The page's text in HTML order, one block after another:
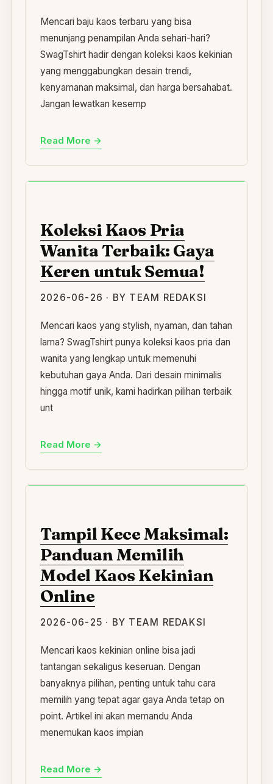
Mencari baju kaos terbaru yang bisa
menunjang penampilan Anda sehari-hari?
SwagTshirt hadir dengan koleksi kaos kekinian
yang menggabungkan desain trendi,
kenyamanan maksimal, dan harga bersahabat.
Jangan lewatkan kesemp
Read More →
Koleksi Kaos Pria
Wanita Terbaik: Gaya
Keren untuk Semua!
2026-06-26 · BY TEAM REDAKSI
Mencari kaos yang stylish, nyaman, dan tahan
lama? SwagTshirt punya koleksi kaos pria dan
wanita yang lengkap untuk memenuhi
kebutuhan gaya Anda. Dari desain minimalis
hingga motif unik, kami hadirkan pilihan terbaik
unt
Read More →
Tampil Kece Maksimal:
Panduan Memilih
Model Kaos Kekinian
Online
2026-06-25 · BY TEAM REDAKSI
Mencari kaos kekinian online bisa jadi
tantangan sekaligus keseruan. Dengan
banyaknya pilihan, penting untuk tahu cara
memilih yang tepat agar gaya Anda tetap on
point. Artikel ini akan memandu Anda
menemukan kaos impian
Read More →